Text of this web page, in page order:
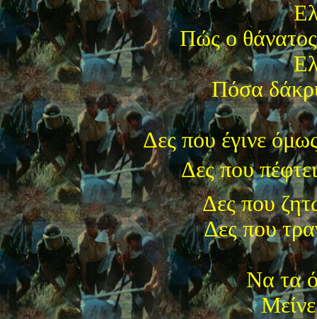
Πώς ο θάνατος
Πόσα
Δες που έγινε
Δες που
Δες που
Δες που
Να τα